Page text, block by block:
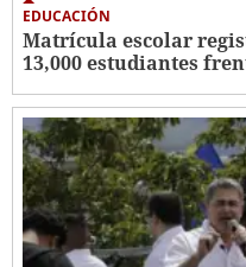
EDUCACIÓN
Matrícula escolar
13,000 estudiantes